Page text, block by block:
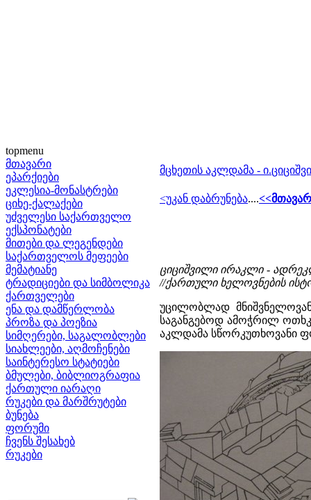
topmenu
მთავარი
ეპარქიები
ეკლესია-მონასტრები
ციხე-ქალაქები
უძველესი საქართველო
ექსპონატები
მითები და ლეგენდები
საქართველოს მეფეები
მემატიანე
ტრადიციები და სიმბოლიკა
ქართველები
ენა და დამწერლობა
პროზა და პოეზია
სიმღერები, საგალობლები
სიახლეები, აღმოჩენები
საინტერესო სტატიები
ბმულები, ბიბლიოგრაფია
ქართული იარაღი
რუკები და მარშრუტები
ბუნება
ფორუმი
ჩვენს შესახებ
რუკები
მცხეთის აკლდამა -
<უკან დაბრუნება....
ციციშვილი ირაკლი -
//ქართული ხელოვნების
უცილობლად
საგანგებოდ ამოჭრილ
აკლდამა სწორკუთხოვანი